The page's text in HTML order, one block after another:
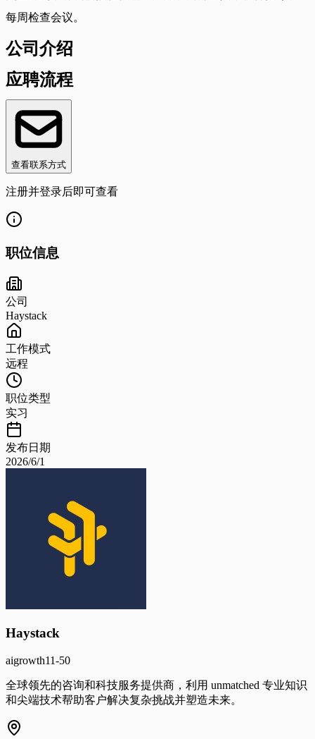
每周检查会议。
公司介绍
应聘流程
查看联系方式
注册并登录后即可查看
职位信息
公司
Haystack
工作模式
远程
职位类型
实习
发布日期
2026/6/1
Haystack
aigrowth11-50
全球领先的咨询和科技服务提供商，利用 unmatched 专业知识
和尖端技术帮助客户解决复杂挑战并塑造未来。